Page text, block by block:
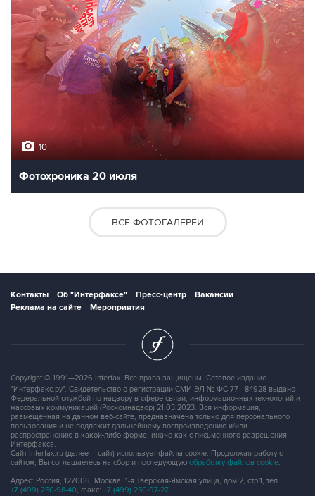
10
Фотохроника 20 июля
ВСЕ ФОТОГАЛЕРЕИ
Контакты Об "Интерфаксе" Пресс-центр
Вакансии
Реклама на сайте
Мероприятия
Copyright © 1991—2026 Interfax. Все права защищены. Сетевое издание
"Интерфакс.ру". Свидетельство о регистрации СМИ ЭЛ № ФС 77 - 84928 выдано
Федеральной службой по надзору в сфере связи, информационных технологий и
массовых коммуникаций (Роскомнадзор) 21.03.2023. Вся информация,
размещенная на данном веб-сайте, предназначена только для персонального
пользования и не подлежит дальнейшему воспроизведению и/или
распространению в какой-либо форме, иначе как с письменного разрешения
Интерфакса.
Сайт Interfax.ru (далее – сайт) использует файлы cookie. Продолжая работу с
сайтом, Вы соглашаетесь на сбор и последующую обработку файлов cookie.
Адрес: Россия, 127006, Москва, 1-я Тверская-Ямская улица, дом 2, стр.1, тел.:
+7 (499) 250-98-40, факс: +7 (499) 250-97-27